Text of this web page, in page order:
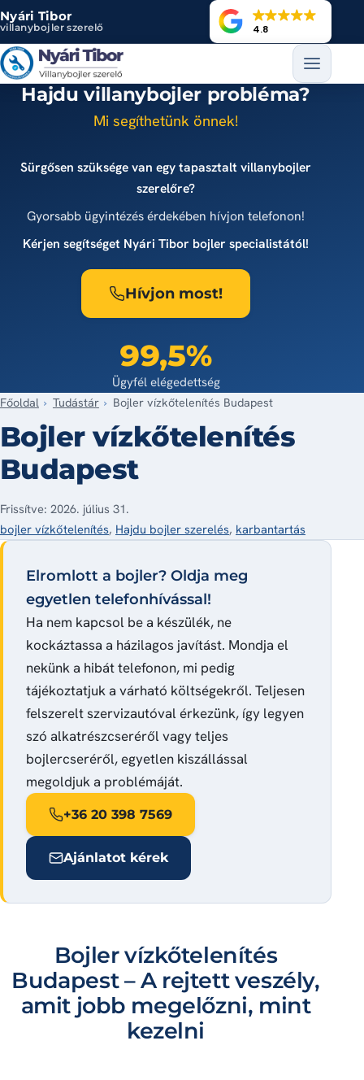
Ugrás a tartalomra
Nyári Tibor
villanybojler szerelő
4.8
Hajdu villanybojler probléma?
Mi segíthetünk önnek!
Sürgősen szüksége van egy tapasztalt villanybojler
szerelőre?
Gyorsabb ügyintézés érdekében hívjon telefonon!
Kérjen segítséget Nyári Tibor bojler specialistától!
Hívjon most!
99,5%
Ügyfél elégedettség
Főoldal Tudástár Bojler vízkőtelenítés Budapest
Bojler vízkőtelenítés
Budapest
Frissítve: 2026. július 31.
bojler vízkőtelenítés, Hajdu bojler szerelés, karbantartás
Elromlott a bojler? Oldja meg
egyetlen telefonhívással!
Ha nem kapcsol be a készülék, ne
kockáztassa a házilagos javítást. Mondja el
nekünk a hibát telefonon, mi pedig
tájékoztatjuk a várható költségekről. Teljesen
felszerelt szervizautóval érkezünk, így legyen
szó alkatrészcseréről vagy teljes
bojlercseréről, egyetlen kiszállással
megoldjuk a problémáját.
+36 20 398 7569
Ajánlatot kérek
Bojler vízkőtelenítés
Budapest – A rejtett veszély,
amit jobb megelőzni, mint
kezelni